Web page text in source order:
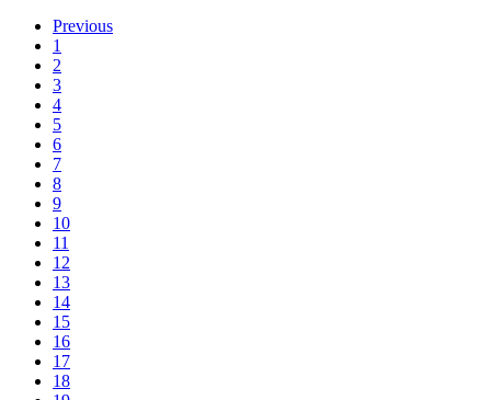
Previous
1
2
3
4
5
6
7
8
9
10
11
12
13
14
15
16
17
18